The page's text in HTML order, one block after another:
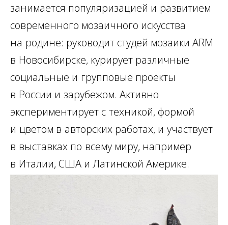
занимается популяризацией и развитием
современного мозаичного искусства
на родине: руководит студей мозаики ARM
в Новосибирске, курирует различные
социальные и групповые проекты
в России и зарубежом. Активно
экспериментирует с техникой, формой
и цветом в авторских работах, и участвует
в выставках по всему миру, например
в Италии, США и Латинской Америке.